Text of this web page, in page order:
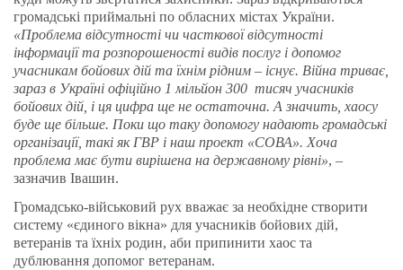
громадські приймальні по обласних містах України.
«Проблема відсутності чи часткової відсутності
інформації та розпорошеності видів послуг і допомог
учасникам бойових дій та їхнім рідним – існує. Війна триває,
зараз в Україні офіційно 1 мільйон 300 тисяч учасників
бойових дій, і ця цифра ще не остаточна. А значить, хаосу
буде ще більше. Поки що таку допомогу надають громадські
організації, такі як ГВР і наш проект «СОВА». Хоча
проблема має бути вирішена на державному рівні», –
зазначив Івашин.
Громадсько-військовий рух вважає за необхідне створити
систему «єдиного вікна» для учасників бойових дій,
ветеранів та їхніх родин, аби припинити хаос та
дублювання допомог ветеранам.